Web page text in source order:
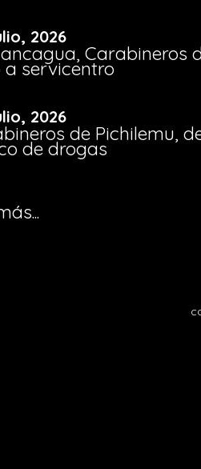
2026
Carabineros
a servicentro
2026
de Pichilemu,
de drogas